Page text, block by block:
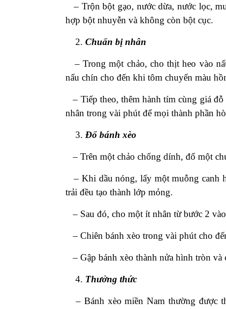
– Trộn bột gạo, nước dừa, nước lọc,
hợp bột nhuyễn và không còn bột cục.
Chuẩn bị nhân
– Trong một chảo, cho thịt heo vào
nấu chín cho đến khi tôm chuyển màu
– Tiếp theo, thêm hành tím cùng giá
nhân trong vài phút để mọi thành phần
Đổ bánh xèo
– Trên một chảo chống dính, đổ một
– Khi dầu nóng, lấy một muỗng canh
trải đều tạo thành lớp mỏng.
– Sau đó, cho một ít nhân từ bước 2
– Chiên bánh xèo trong vài phút cho
– Gập bánh xèo thành nửa hình tròn và
Thưởng thức
– Bánh xèo miền Nam thường được